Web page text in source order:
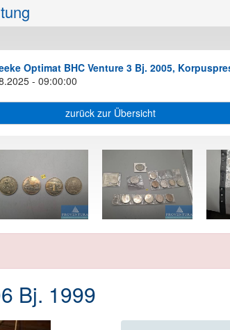
Optimat BHC Venture 3 Bj. 2005,
- 09:00:00
zurück zur Übersicht
Bj. 1999